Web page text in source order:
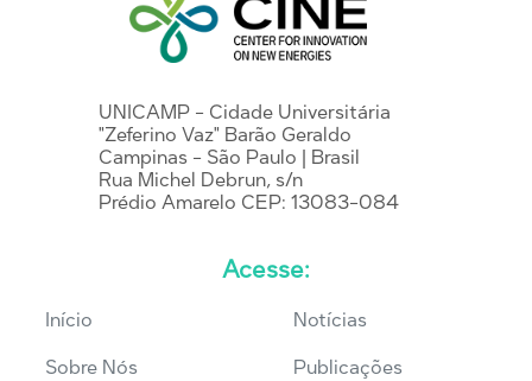
UNICAMP - Cidade Universitária
"Zeferino Vaz" Barão Geraldo
Campinas - São Paulo | Brasil
Rua Michel Debrun, s/n
Prédio Amarelo CEP: 13083-084
Acesse:
Início
Sobre Nós
Notícias
Publicações